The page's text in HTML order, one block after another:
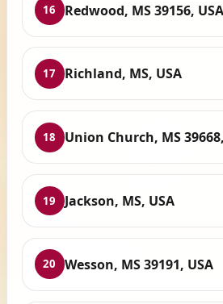
16 Redwood, MS 39156, USA
17 Richland, MS, USA
18 Union Church, MS
19 Jackson, MS, USA
20 Wesson, MS 39191, USA